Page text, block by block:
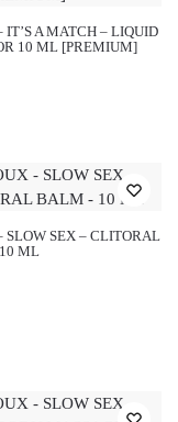
IT’S A MATCH – LIQUID
10 ML [PREMIUM]
SLOW SEX – CLITORAL
ML